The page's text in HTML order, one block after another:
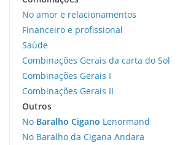
No amor e relacionamentos
Financeiro e profissional
Saúde
Combinações Gerais da carta do Sol
Combinações Gerais I
Combinações Gerais II
Outros
No Baralho Cigano Lenormand
No Baralho da Cigana Andara